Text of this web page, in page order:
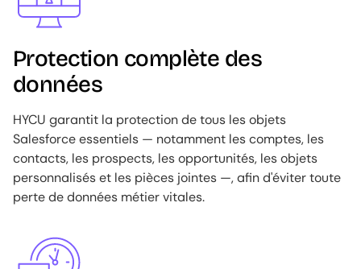
Protection complète des
données
HYCU garantit la protection de tous les objets
Salesforce essentiels — notamment les comptes, les
contacts, les prospects, les opportunités, les objets
personnalisés et les pièces jointes —, afin d'éviter toute
perte de données métier vitales.
Image